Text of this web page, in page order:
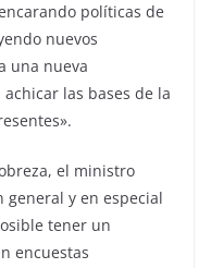
políticas de
nuevos
una nueva
las bases de la
el ministro
general y en especial
tener un
encuestas